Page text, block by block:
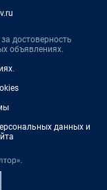
достоверность
объявлениях.
.
данных и